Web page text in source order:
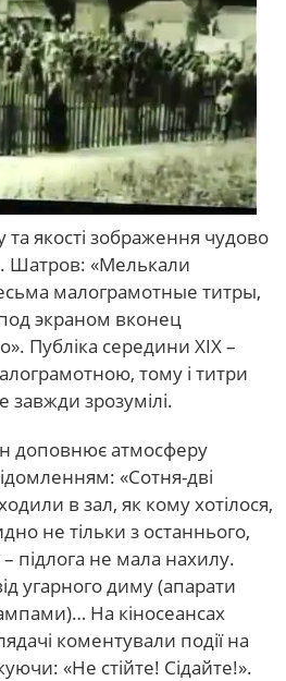
якості зображення чудово
Шатров: «Мелькали
малограмотные титры,
экраном вконец
Публіка середини ХІХ –
тому і титри
завжди зрозумілі.
доповнює атмосферу
«Сотня-дві
в зал, як кому хотілося,
не тільки з останнього,
підлога не мала нахилу.
угарного диму (апарати
На кіносеансах
коментували події на
«Не стійте! Сідайте!».